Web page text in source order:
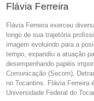
Flávia Ferreira
Flávia Ferreira exerceu
longo de sua trajetória
imagem evoluindo para a
tempo, expandiu a atuação
desempenhando papéis
Comunicação (Secom),
no Tocantins. Flávia Ferreira
Universidade Federal do